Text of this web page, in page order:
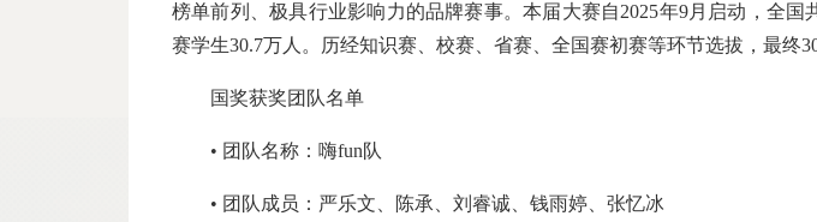
榜单前列、极具行业影响力的品牌赛事。本届大赛自2025年9月启动，全
赛学生30.7万人。历经知识赛、校赛、省赛、全国赛初赛等环节选拔，最终
国奖获奖团队名单
• 团队名称：嗨fun队
• 团队成员：严乐文、陈承、刘睿诚、钱雨婷、张忆冰